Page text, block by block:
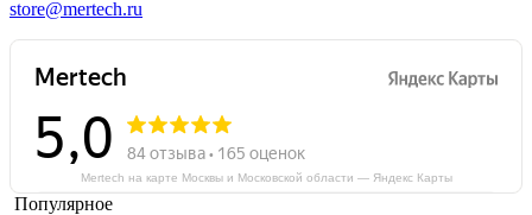
store@mertech.ru
Mertech на карте Москвы и Московской области — Яндекс Карты
Популярное